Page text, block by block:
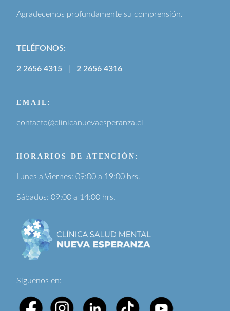
Agradecemos profundamente su comprensión.
TELÉFONOS:
2 2656 4315 2 2656 4316
EMAIL:
contacto@clinicanuevaesperanza.cl
HORARIOS DE ATENCIÓN:
Lunes a Viernes: 09:00 a 19:00 hrs.
Sábados: 09:00 a 14:00 hrs.
Síguenos en: